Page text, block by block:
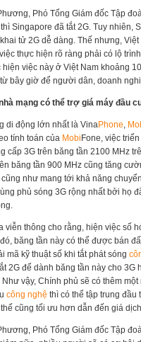
Phó Tổng Giám đốc Tập
Singapore đã tắt 2G. Tuy
tử 2G dễ dàng. Thế nhưng,
thực hiện rõ ràng phải có lộ
hiện việc này ở Việt Nam khoảng
bây giờ để người dân, doanh
mạng có thể trợ giá máy đầu
di động lớn nhất là VinaPhone,
tính toán của Mobi Fone, việc
cấp 3G trên băng tần 2100 MHz
băng tần 900 MHz cũng tăng
như mang tới khả năng
phủ sóng 3G rộng nhất bởi họ
viễn thông cho rằng, hiện việc số
băng tần này có thể được bán
mã kỹ thuật số khi tắt phát sóng
2G để dành băng tần này cho
vậy, Chính phủ sẽ có thêm
công nghệ thì có thể tập trung đầu
cũng tối ưu hơn dẫn đến giá
Phó Tổng Giám đốc Tập